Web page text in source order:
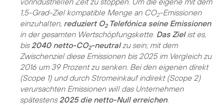
1,5-Grad-Ziel kompatible Menge an CO2-Emissionen
einzuhalten, reduziert O2Telefónica seine Emissionen
in der gesamten Wertschöpfungskette. Das Zielist es,
bis 2040 netto-CO2-neutralzu sein; mit dem
Zwischenziel diese Emissionen bis 2025 im Vergleich zu
2016 um 39 Prozent zu senken. Bei den eigenen direkt
(Scope 1) und durch Stromeinkauf indirekt (Scope 2)
verursachten Emissionen will das Unternehmen
spätestens 2025 die netto-Null erreichen.